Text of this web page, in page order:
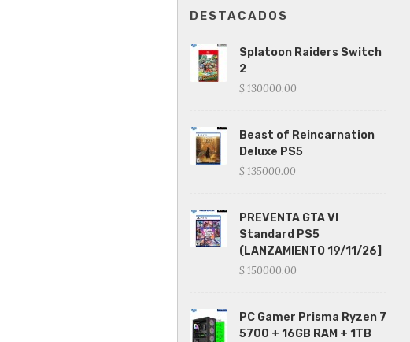
DESTACADOS
Splatoon Raiders Switch
2
$ 130000.00
Beast of Reincarnation
Deluxe PS5
$ 135000.00
PREVENTA GTA VI
Standard PS5
(LANZAMIENTO 19/11/26]
$ 150000.00
PC Gamer Prisma Ryzen 7
5700 + 16GB RAM + 1TB